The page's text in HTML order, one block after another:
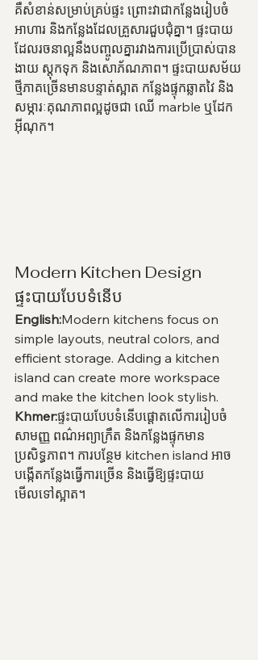
គឺសំខាន់សម្រាប់គ្រប់ផ្ទះ ព្រោះវាជាកន្លែងរៀបចំ
អាហារ និងកន្លែងដែលគ្រួសារជួបជុំគ្នា។ ផ្ទះបាយ
ដែលរចនាល្អនឹងបញ្ចូលគ្នារវាងការប្រើប្រាស់បាន
ងាយ ស្តុកទុក និងសោភ័ណភាព។ ផ្ទះបាយសម័យ
ថ្មីភាគច្រើនមានបន្ទាត់ស្អាត កន្លែងផ្ទុកឆ្លាតវៃ និង
សម្ភារៈគុណភាពល្អដូចជា ឈើ marble ឬដែក
អ៊ីណុក។
Modern Kitchen Design
ផ្ទះបាយបែបទំនើប
English:Modern kitchens focus on
simple layouts, neutral colors, and
efficient storage. Adding a kitchen
island can create more workspace
and make the kitchen look stylish.
Khmer:ផ្ទះបាយបែបទំនើបផ្តោតលើការរៀបចំ
សាមញ្ញ ពណ៌អព្យាក្រឹត និងកន្លែងផ្ទុកមាន
ប្រសិទ្ធភាព។ ការបន្ថែម kitchen island អាច
បង្កើតកន្លែងធ្វើការច្រើន និងធ្វើឱ្យផ្ទះបាយ
មើលទៅស្អាត។